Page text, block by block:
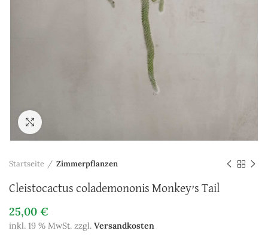
Startseite Zimmerpflanzen
Cleistocactus colademononis Monkey’s Tail
25,00 €
inkl. 19 % MwSt. zzgl. Versandkosten